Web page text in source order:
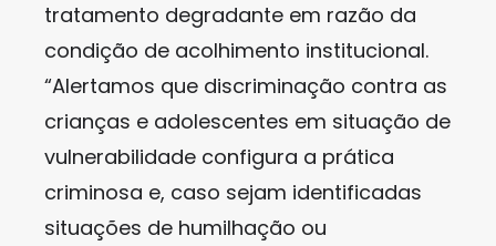
tratamento degradante em razão da
condição de acolhimento institucional.
“Alertamos que discriminação contra as
crianças e adolescentes em situação de
vulnerabilidade configura a prática
criminosa e, caso sejam identificadas
situações de humilhação ou